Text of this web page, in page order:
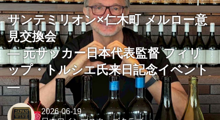
サンテミリオン×仁木町 メルロー意
見交換会
― 元サッカー日本代表監督 フィリ
ップ・トルシエ氏来日記念イベント
―
2026-06-19